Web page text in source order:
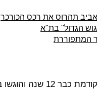
אביב תהרוס את רכס הכורכר
הגדול" בת"א
המתפוררת